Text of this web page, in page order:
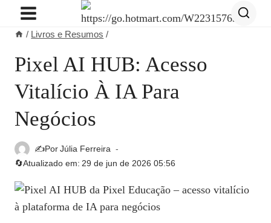
Pular
Conteúdo
/ Livros e Resumos /
Pixel AI HUB: Acesso
Vitalício À IA Para
Negócios
✍️PorJúlia Ferreira
🔄Atualizado em: 29 de jun de 2026 05:56